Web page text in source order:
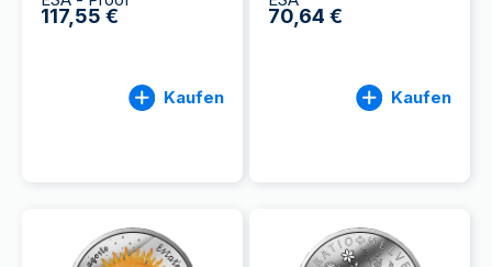
117,55 €
Kaufen
70,64 €
Kaufen